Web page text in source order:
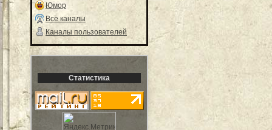
Юмор
Все каналы
Каналы пользователей
Статистика